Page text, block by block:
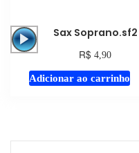
Tocador
áudio
Sax Soprano.sf2
R$ 4,90
Adicionar ao carrinho